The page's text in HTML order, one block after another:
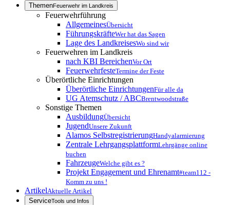
ThemenFeuerwehr im Landkreis
Feuerwehrführung
AllgemeinesÜbersicht
FührungskräfteWer hat das Sagen
Lage des LandkreisesWo sind wir
Feuerwehren im Landkreis
nach KBI BereichenVor Ort
FeuerwehrfesteTermine der Feste
Überörtliche Einrichtungen
Überörtliche EinrichtungenFür alle da
UG Atemschutz / ABCBrentwoodstraße
Sonstige Themen
AusbildungÜbersicht
JugendUnsere Zukunft
Alamos SelbstregistrierungHandyalarmierung
Zentrale LehrgangsplattformLehrgänge online
buchen
FahrzeugeWelche gibt es ?
Projekt Engagement und Ehrenamt#team112 -
Komm zu uns !
ArtikelAktuelle Artikel
ServiceTools und Infos